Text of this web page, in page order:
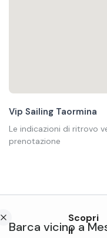
Vip Sailing Taormina
Le indicazioni di ritrovo
prenotazione
Barca vicino a
Scopri
il